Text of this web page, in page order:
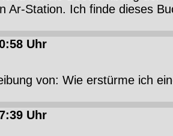
Ar-Station. Ich finde dieses
Uhr
von: Wie erstürme ich
Uhr